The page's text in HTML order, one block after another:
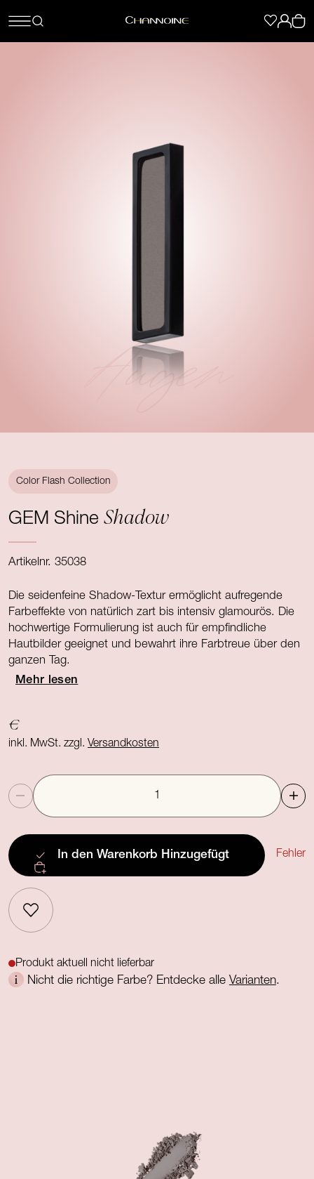
Augen
Color Flash Collection
GEM ShineShadow
Artikelnr. 35038
Die seidenfeine Shadow-Textur ermöglicht aufregende
Farbeffekte von natürlich zart bis intensiv glamourös. Die
hochwertige Formulierung ist auch für empfindliche
Hautbilder geeignet und bewahrt ihre Farbtreue über den
ganzen Tag.
Mehr lesen
€
inkl. MwSt. zzgl.Versandkosten
Anzahl
In den Warenkorb Hinzugefügt Fehler
Produkt aktuell nicht lieferbar
Nicht die richtige Farbe? Entdecke alle Varianten.